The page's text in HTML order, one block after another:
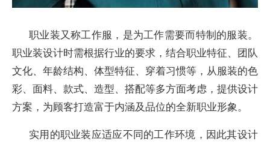
职业装又称工作服，是为工作需要而特制的服装。
职业装设计时需根据行业的要求，结合职业特征、团队
文化、年龄结构、体型特征、穿着习惯等，从服装的色
彩、面料、款式、造型、搭配等多方面考虑，提供设计
方案，为顾客打造富于内涵及品位的全新职业形象。
实用的职业装应适应不同的工作环境，因此其设计